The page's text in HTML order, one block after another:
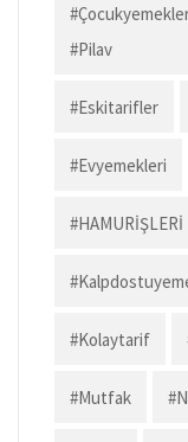
#pilav
#eskitarifler
#evyemekleri
#HAMURİŞLERİ
#kolaytarif
#mutfak